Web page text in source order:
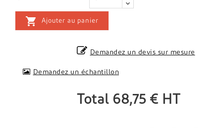
 Ajouter au panier
Demandez un devis sur mesure
Demandez un échantillon
Total 68,75 € HT